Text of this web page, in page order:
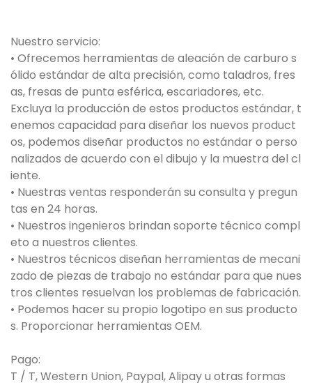
Nuestro servicio:
• Ofrecemos herramientas de aleación de carburo s
ólido estándar de alta precisión, como taladros, fres
as, fresas de punta esférica, escariadores, etc.
Excluya la producción de estos productos estándar, t
enemos capacidad para diseñar los nuevos product
os, podemos diseñar productos no estándar o perso
nalizados de acuerdo con el dibujo y la muestra del cl
iente.
• Nuestras ventas responderán su consulta y pregun
tas en 24 horas.
• Nuestros ingenieros brindan soporte técnico compl
eto a nuestros clientes.
• Nuestros técnicos diseñan herramientas de mecani
zado de piezas de trabajo no estándar para que nues
tros clientes resuelvan los problemas de fabricación.
• Podemos hacer su propio logotipo en sus producto
s. Proporcionar herramientas OEM.
Pago:
T / T, Western Union, Paypal, Alipay u otras formas